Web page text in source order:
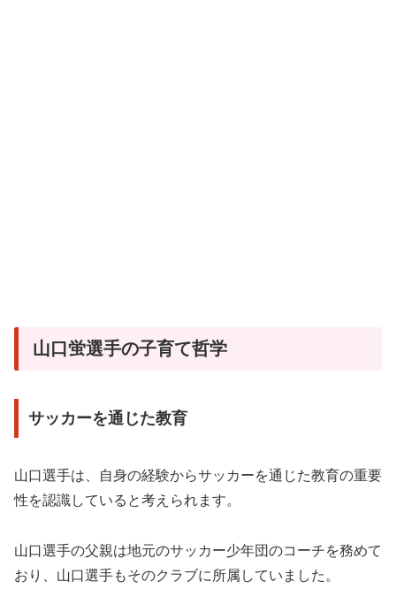
山口蛍選手の子育て哲学
サッカーを通じた教育
山口選手は、自身の経験からサッカーを通じた教育の重要
性を認識していると考えられます。
山口選手の父親は地元のサッカー少年団のコーチを務めて
おり、山口選手もそのクラブに所属していました。